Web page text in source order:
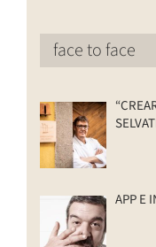
face to face
APP E